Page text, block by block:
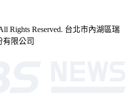
Rights Reserved. 台北市內湖區瑞
有限公司